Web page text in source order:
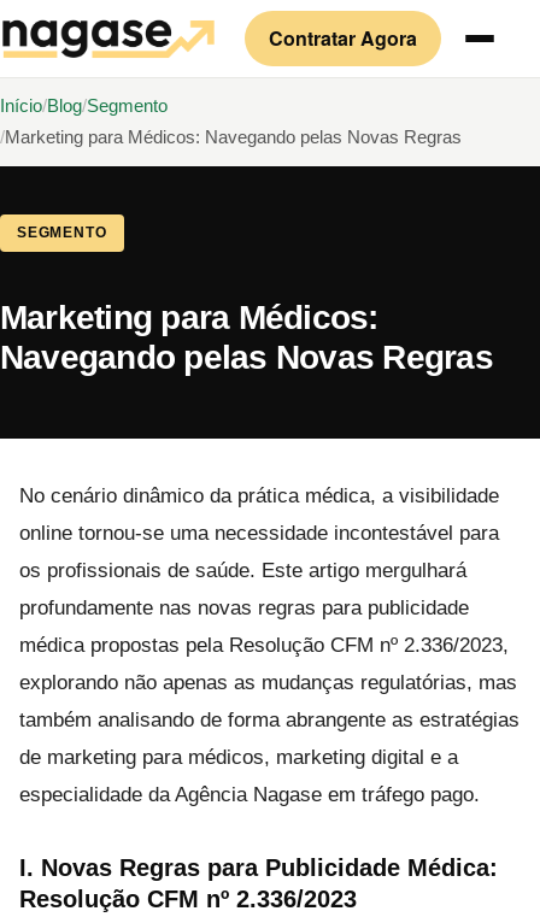
Contratar Agora
Início Blog Segmento
Marketing para Médicos: Navegando pelas Novas Regras
SEGMENTO
Marketing para Médicos:
Navegando pelas Novas Regras
No cenário dinâmico da prática médica, a visibilidade
online tornou-se uma necessidade incontestável para
os profissionais de saúde. Este artigo mergulhará
profundamente nas novas regras para publicidade
médica propostas pela Resolução CFM nº 2.336/2023,
explorando não apenas as mudanças regulatórias, mas
também analisando de forma abrangente as estratégias
de marketing para médicos, marketing digital e a
especialidade da Agência Nagase em tráfego pago.
I. Novas Regras para Publicidade Médica:
Resolução CFM nº 2.336/2023